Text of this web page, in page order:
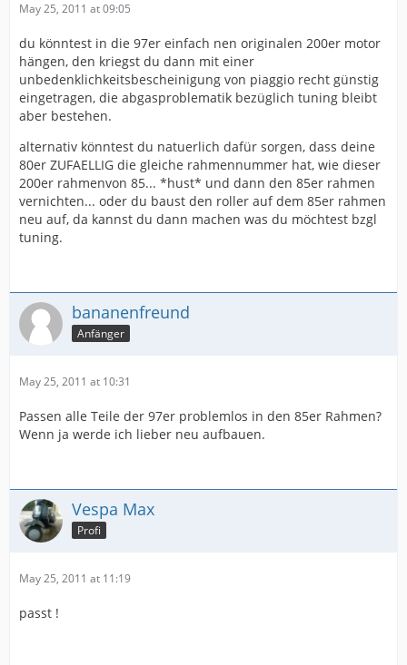
May 25, 2011 at 09:05
du könntest in die 97er einfach nen originalen 200er motor
hängen, den kriegst du dann mit einer
unbedenklichkeitsbescheinigung von piaggio recht günstig
eingetragen, die abgasproblematik bezüglich tuning bleibt
aber bestehen.
alternativ könntest du natuerlich dafür sorgen, dass deine
80er ZUFAELLIG die gleiche rahmennummer hat, wie dieser
200er rahmenvon 85... *hust* und dann den 85er rahmen
vernichten... oder du baust den roller auf dem 85er rahmen
neu auf, da kannst du dann machen was du möchtest bzgl
tuning.
bananenfreund
Anfänger
May 25, 2011 at 10:31
Passen alle Teile der 97er problemlos in den 85er Rahmen?
Wenn ja werde ich lieber neu aufbauen.
Vespa Max
Profi
May 25, 2011 at 11:19
passt !